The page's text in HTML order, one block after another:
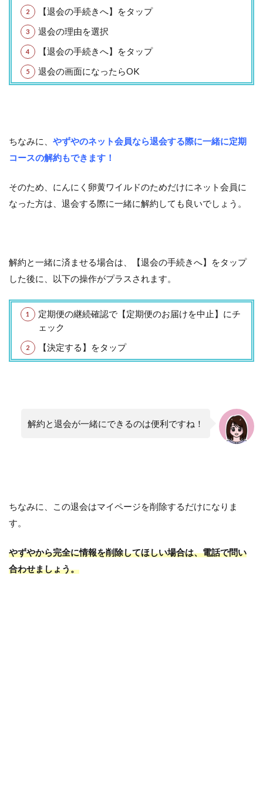
【退会の手続きへ】をタップ
退会の理由を選択
【退会の手続きへ】をタップ
退会の画面になったらOK
ちなみに、 やずやのネット会員なら退会する際に一緒に定期
コースの解約もできます！
そのため、にんにく卵黄ワイルドのためだけにネット会員に
なった方は、退会する際に一緒に解約しても良いでしょう。
解約と一緒に済ませる場合は、【退会の手続きへ】をタップ
した後に、以下の操作がプラスされます。
定期便の継続確認で【定期便のお届けを中止】にチ
ェック
【決定する】をタップ
解約と退会が一緒にできるのは便利ですね！
ちなみに、この退会はマイページを削除するだけになりま
す。
やずやから完全に情報を削除してほしい場合は、電話で問い
合わせましょう。